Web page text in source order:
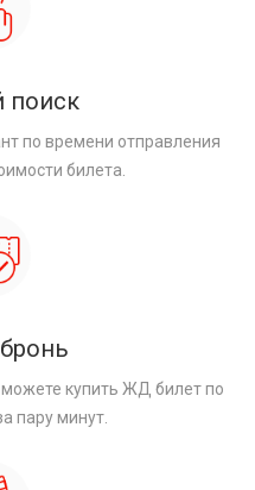
поиск
по времени отправления
билета.
купить ЖД билет по
пару минут.